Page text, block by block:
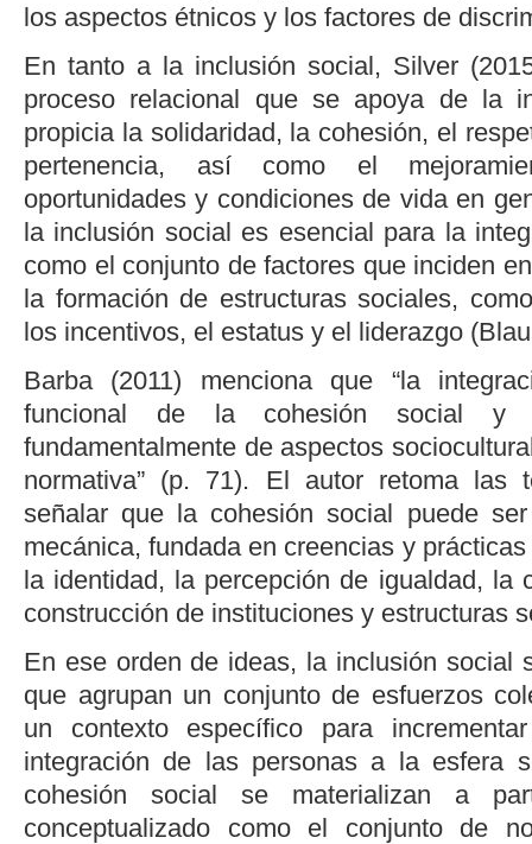
los aspectos étnicos y los factores de
En tanto a la inclusión social, Silver
proceso relacional que se apoya de la
propicia la solidaridad, la cohesión, el
pertenencia, así como el
oportunidades y condiciones de vida en
la inclusión social es esencial para la
como el conjunto de factores que inciden
la formación de estructuras sociales,
los incentivos, el estatus y el liderazgo (
Barba (2011) menciona que “la
funcional de la cohesión social y
fundamentalmente de aspectos
normativa” (p. 71). El autor retoma las
señalar que la cohesión social puede
mecánica, fundada en creencias y
la identidad, la percepción de igualdad, la
construcción de instituciones y estructuras
En ese orden de ideas, la inclusión social
que agrupan un conjunto de esfuerzos
un contexto específico para
integración de las personas a la esfera
cohesión social se materializan a
conceptualizado como el conjunto de